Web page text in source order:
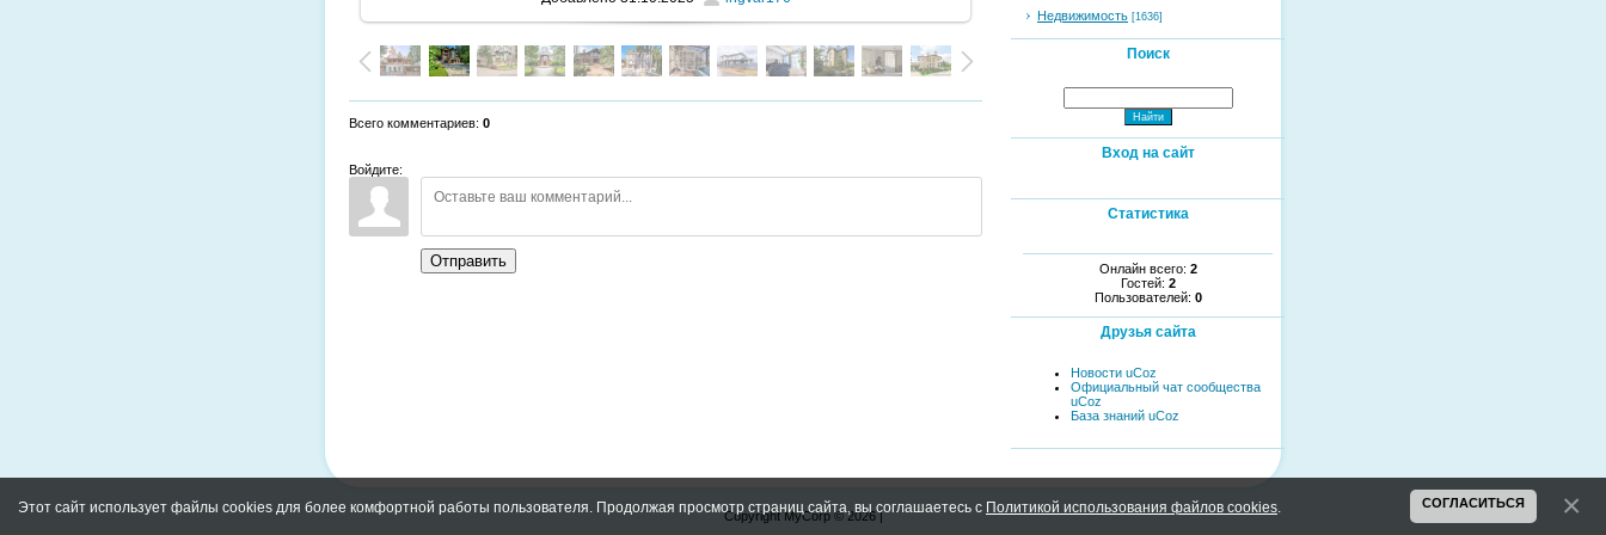
Всего комментариев: 0
Войдите:
Отправить
Недвижимость [1636]
Поиск
Вход на сайт
Статистика
Онлайн всего: 2
Гостей: 2
Пользователей: 0
Друзья сайта
Новости uCoz
Официальный чат сообщества
uCoz
База знаний uCoz
Copyright MyCorp © 2026|
Этот сайт использует файлы cookies для более комфортной работы пользователя. Продолжая просмотр страниц сайта, вы соглашаетесь с Политикой использования файлов cookies СОГЛАСИТЬСЯ